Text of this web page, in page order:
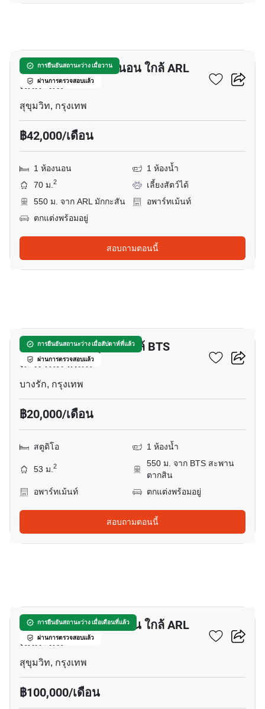
การยืนยันสถานะว่าง เมื่อวาน
ผ่านการตรวจสอบแล้ว
อพาร์ทเมนต์ 1-ห้องนอน ใกล้ ARL
มักกะสัน
สุขุมวิท, กรุงเทพ
฿42,000/เดือน
1 ห้องนอน
1 ห้องน้ำ
70 ม.2
เลี้ยงสัตว์ได้
550 ม. จาก ARL มักกะสัน
อพาร์ทเม้นท์
ตกแต่งพร้อมอยู่
สอบถามตอนนี้
การยืนยันสถานะว่าง เมื่อสัปดาห์ที่แล้ว
ผ่านการตรวจสอบแล้ว
อพาร์ทเมนต์ สตูดิโอ ใกล้ BTS
สะพานตากสิน
บางรัก, กรุงเทพ
฿20,000/เดือน
สตูดิโอ 1 ห้องน้ำ
53 ม.2
550 ม. จาก BTS สะพาน
ตากสิน
อพาร์ทเม้นท์
ตกแต่งพร้อมอยู่
สอบถามตอนนี้
การยืนยันสถานะว่าง เมื่อเดือนที่แล้ว
ผ่านการตรวจสอบแล้ว
อพาร์ทเมนต์ 4-ห้องนอน ใกล้ ARL
มักกะสัน
สุขุมวิท, กรุงเทพ
฿100,000/เดือน